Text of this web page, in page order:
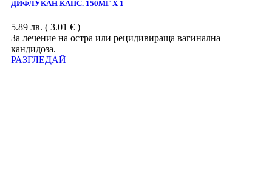
ДИФЛУКАН КАПС. 150МГ Х 1
5.89 лв. ( 3.01 € )
За лечение на остра или рецидивираща вагинална
кандидоза.
РАЗГЛЕДАЙ